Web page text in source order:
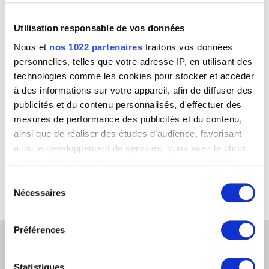
Utilisation responsable de vos données
Nous et nos 1022 partenaires traitons vos données
personnelles, telles que votre adresse IP, en utilisant des
technologies comme les cookies pour stocker et accéder
à des informations sur votre appareil, afin de diffuser des
publicités et du contenu personnalisés, d'effectuer des
mesures de performance des publicités et du contenu,
ainsi que de réaliser des études d’audience, favorisant
ainsi le développement de services. Vous avez le choix
quant à l'utilisation de vos données et à leurs finalités.
tout moment en consultant la Déclaration relative aux
cookies ou en cliquant sur l'icône de confidentialité.
Si vous le permettez, nous aimerions également :
géographique qui peuvent être précises à plusieurs
Nécessaires
Préférences
Pancetta J. [LOANed Artworks]
Panneels Guillaume
Aix-la-Chapelle, Rhénanie du Nord-Westphalie (Allemagne) ca.1600 -
Baden (Duitsland) 1634
Pannini Giovanni Paolo
Pantazis Périclès
Athènes (Grèce) 1849 - Bruxelles 1884
Paolini Giulio
Ecole belge, XXème siècle
Parmigianino
Parr Mike
Danseuse
Alphonse Proost